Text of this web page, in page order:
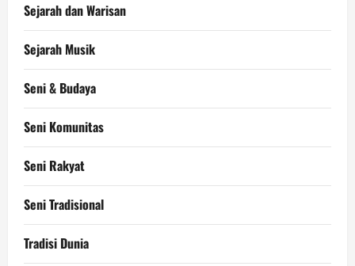
Sejarah dan Warisan
Sejarah Musik
Seni & Budaya
Seni Komunitas
Seni Rakyat
Seni Tradisional
Tradisi Dunia